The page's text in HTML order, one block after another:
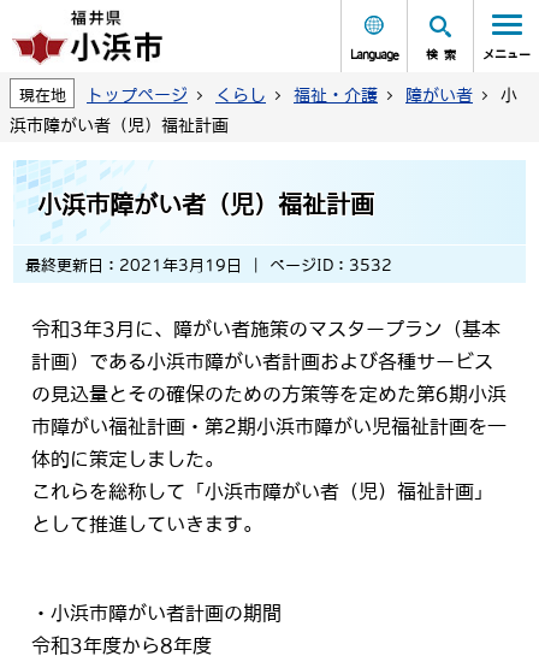
Language 検索 メニュー
現在地 トップページ くらし 福祉・介護 障がい者
小
浜市障がい者（児）福祉計画
小浜市障がい者（児）福祉計画
最終更新日：2021年3月19日 ページID：3532
令和3年3月に、障がい者施策のマスタープラン（基本
計画）である小浜市障がい者計画および各種サービス
の見込量とその確保のための方策等を定めた第6期小浜
市障がい福祉計画・第2期小浜市障がい児福祉計画を一
体的に策定しました。
これらを総称して「小浜市障がい者（児）福祉計画」
として推進していきます。
・小浜市障がい者計画の期間
令和3年度から8年度